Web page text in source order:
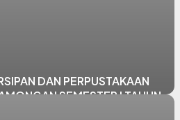
DAN PERPUSTAKAAN
SEMESTER I TAHUN